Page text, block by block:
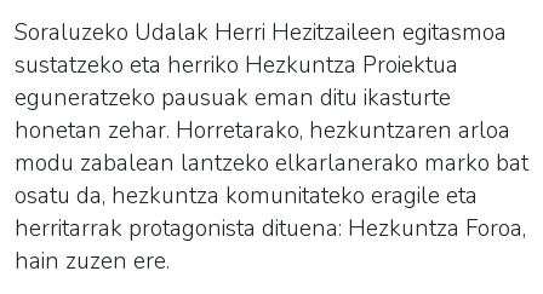
Soraluzeko Udalak Herri Hezitzaileen egitasmoa
sustatzeko eta herriko Hezkuntza Proiektua
eguneratzeko pausuak eman ditu ikasturte
honetan zehar. Horretarako, hezkuntzaren arloa
modu zabalean lantzeko elkarlanerako marko bat
osatu da, hezkuntza komunitateko eragile eta
herritarrak protagonista dituena: Hezkuntza Foroa,
hain zuzen ere.